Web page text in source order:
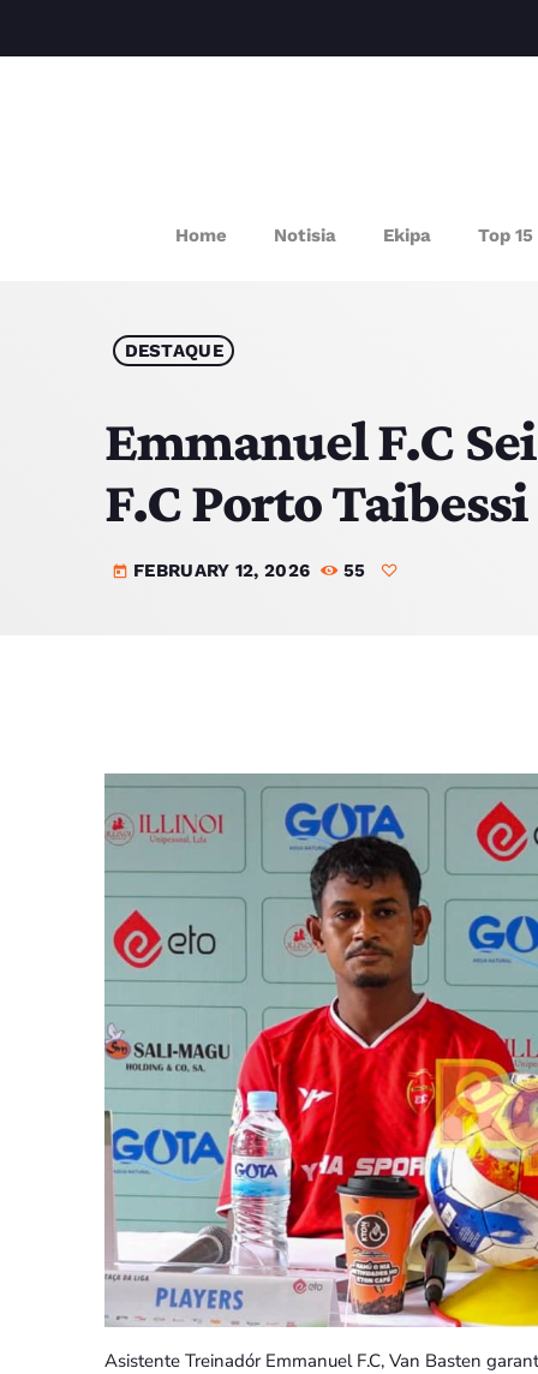
Home Notisia Ekipa Top 15
DESTAQUE
Emmanuel F.C
F.C Porto Taibessi
today FEBRUARY 12, 2026 55
Asistente Treinadór Emmanuel F.C, Van Basten